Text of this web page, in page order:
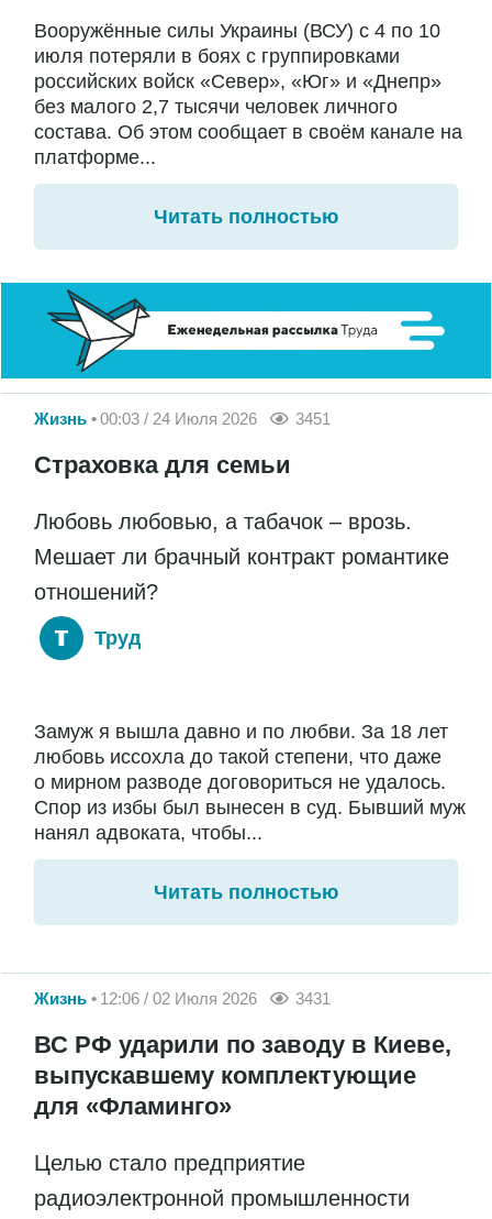
Вооружённые силы Украины (ВСУ) с 4 по 10
июля потеряли в боях с группировками
российских войск «Север», «Юг» и «Днепр»
без малого 2,7 тысячи человек личного
состава. Об этом сообщает в своём канале на
платформе...
Читать полностью
Жизнь 00:03 / 24 Июля 2026 3451
Страховка для семьи
Любовь любовью, а табачок – врозь.
Мешает ли брачный контракт романтике
отношений?
Труд
Замуж я вышла давно и по любви. За 18 лет
любовь иссохла до такой степени, что даже
о мирном разводе договориться не удалось.
Спор из избы был вынесен в суд. Бывший муж
нанял адвоката, чтобы...
Читать полностью
Жизнь 12:06 / 02 Июля 2026 3431
ВС РФ ударили по заводу в Киеве,
выпускавшему комплектующие
для «Фламинго»
Целью стало предприятие
радиоэлектронной промышленности